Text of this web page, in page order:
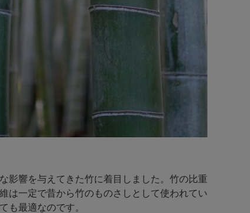
影響を与えてきた竹に着目しました。竹の比重
は一定で昔から竹のものさしとして使われてい
も最適なのです。